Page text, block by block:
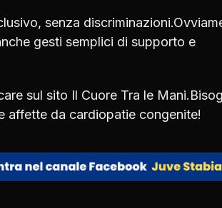
senza
gesti semplici di supporto e
sul sito Il Cuore Tra le
affette da cardiopatie congenite!